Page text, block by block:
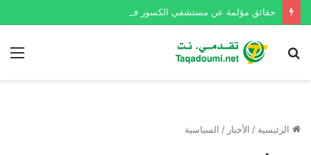
حقائق مؤلمة عن مستشفي الكسور في نواكشوط
بحث
الرئيسية / الأخبار / السياسية